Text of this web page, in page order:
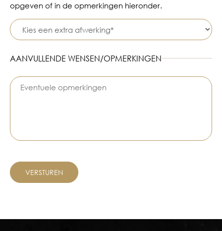
opgeven of in de opmerkingen hieronder.
AANVULLENDE WENSEN/OPMERKINGEN